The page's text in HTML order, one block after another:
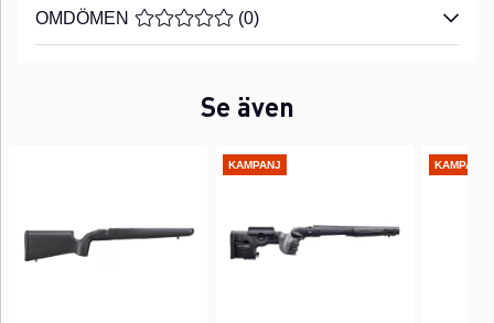
OMDÖMEN MEDELBETYG 0 AV 5 ANTAL BETYG 0
(0)
Se även
KAMPANJ KAMPANJ